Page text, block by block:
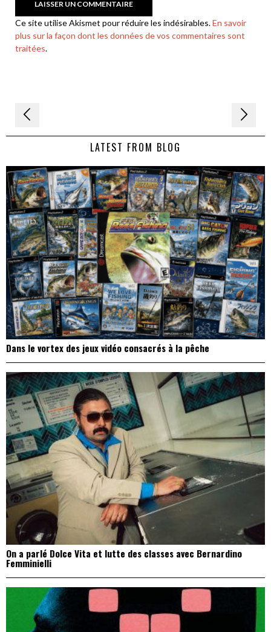
Ce site utilise Akismet pour réduire les indésirables.En savoir
plus sur la façon dont les données de vos commentaires sont
traitées.
Navigation
de LATEST FROM BLOG
Dans le vortex des jeux vidéo consacrés à la pêche
On a parlé Dolce Vita et lutte des classes avec Bernardino
Femminielli